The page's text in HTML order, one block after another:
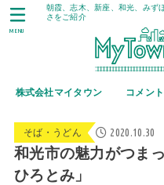
朝霞、志木、新座、和光、みず
さをご紹介
株式会社マイタウン コメン
MENU
そば・うどん 2020.10.30
和光市の魅力がつま
ひろとみ」